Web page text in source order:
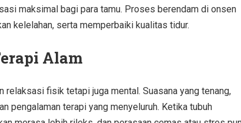
maksimal bagi para tamu. Proses berendam di onsen
kelelahan, serta memperbaiki kualitas tidur.
Alam
relaksasi fisik tetapi juga mental. Suasana yang tenang,
pengalaman terapi yang menyeluruh. Ketika tubuh